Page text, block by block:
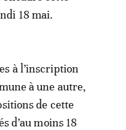
18 mai.
à l’inscription
à une autre,
de cette
d’au moins 18